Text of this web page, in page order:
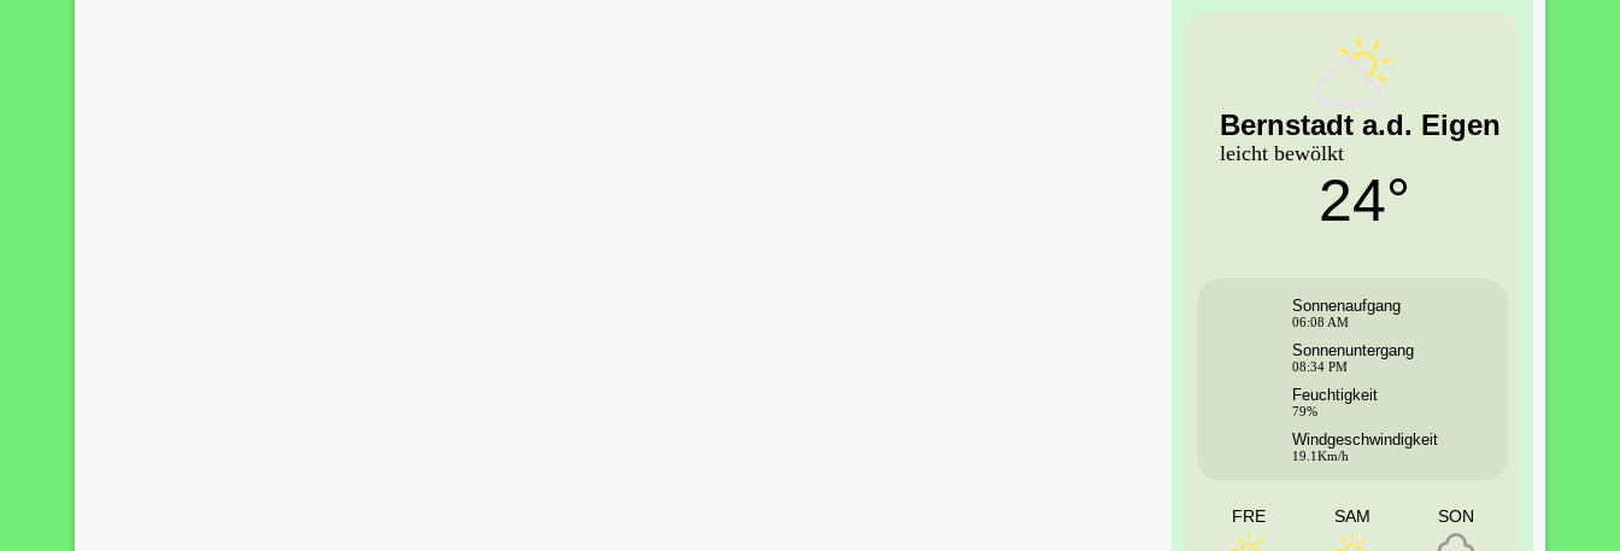
Bernstadt a.d. Eigen
leicht bewölkt
24°
Sonnenaufgang
06:08 AM
Sonnenuntergang
08:34 PM
Feuchtigkeit
79%
Windgeschwindigkeit
19.1Km/h
FRE SAM SON